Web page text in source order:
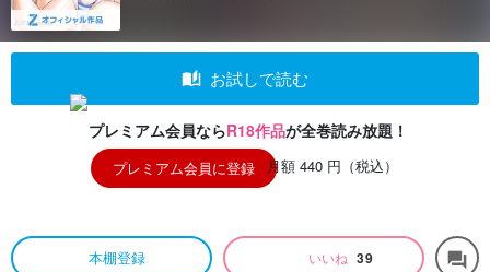
auto_stories お試しで読む
プレミアム会員ならR18作品が全巻読み放題！
プレミアム会員に登録 月額 440 円（税込）
本棚登録 いいね 39 forum